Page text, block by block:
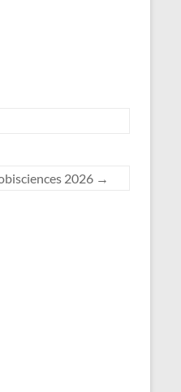
2026 →